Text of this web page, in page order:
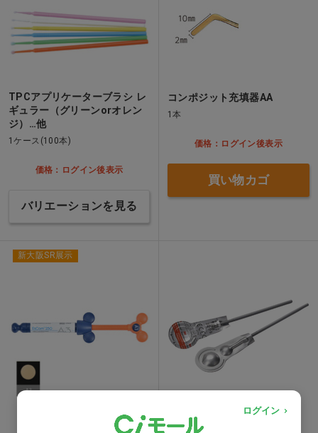
TPCアプリケーターブラシ レ
ギュラー（グリーンorオレン
ジ）…他
1ケース(100本)
価格：ログイン後表示
バリエーションを見る
コンポジット充填器AA
1本
価格：ログイン後表示
買い物カゴ
新大阪SR展示
ログイン